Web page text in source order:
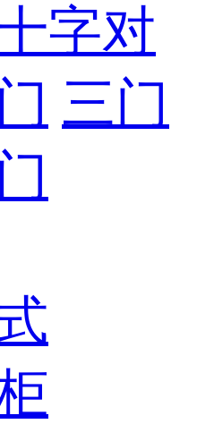
字对
三门